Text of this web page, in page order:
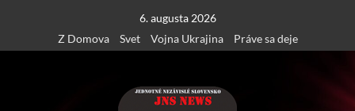
content
6. augusta 2026
Z Domova
Svet Vojna Ukrajina Práve sa deje